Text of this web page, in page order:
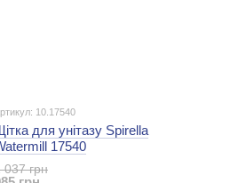
10.17540
для унітазу Spirella
17540
037 грн